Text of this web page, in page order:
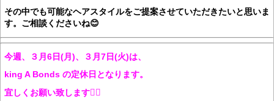
その中でも可能なヘアスタイルをご提案させていただきたいと思いま
す。ご相談くださいね😊
今週、３月6日(月)、３月7日(火)は、
king A Bonds の定休日となります。
宜しくお願い致します🙇‍♀️